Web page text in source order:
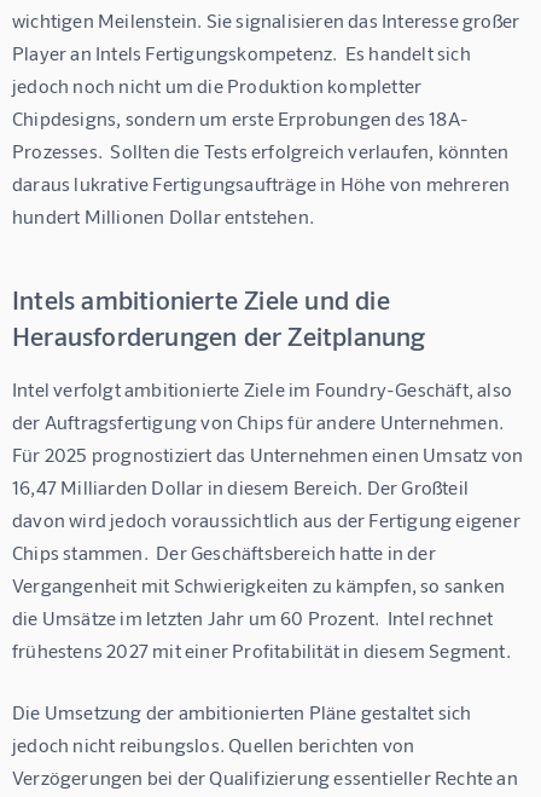
wichtigen Meilenstein. Sie signalisieren das Interesse großer
Player an Intels Fertigungskompetenz.  Es handelt sich
jedoch noch nicht um die Produktion kompletter
Chipdesigns, sondern um erste Erprobungen des 18A-
Prozesses.  Sollten die Tests erfolgreich verlaufen, könnten
daraus lukrative Fertigungsaufträge in Höhe von mehreren
hundert Millionen Dollar entstehen.
Intels ambitionierte Ziele und die
Herausforderungen der Zeitplanung
Intel verfolgt ambitionierte Ziele im Foundry-Geschäft, also
der Auftragsfertigung von Chips für andere Unternehmen.
Für 2025 prognostiziert das Unternehmen einen Umsatz von
16,47 Milliarden Dollar in diesem Bereich. Der Großteil
davon wird jedoch voraussichtlich aus der Fertigung eigener
Chips stammen.  Der Geschäftsbereich hatte in der
Vergangenheit mit Schwierigkeiten zu kämpfen, so sanken
die Umsätze im letzten Jahr um 60 Prozent.  Intel rechnet
frühestens 2027 mit einer Profitabilität in diesem Segment.
Die Umsetzung der ambitionierten Pläne gestaltet sich
jedoch nicht reibungslos. Quellen berichten von
Verzögerungen bei der Qualifizierung essentieller Rechte an